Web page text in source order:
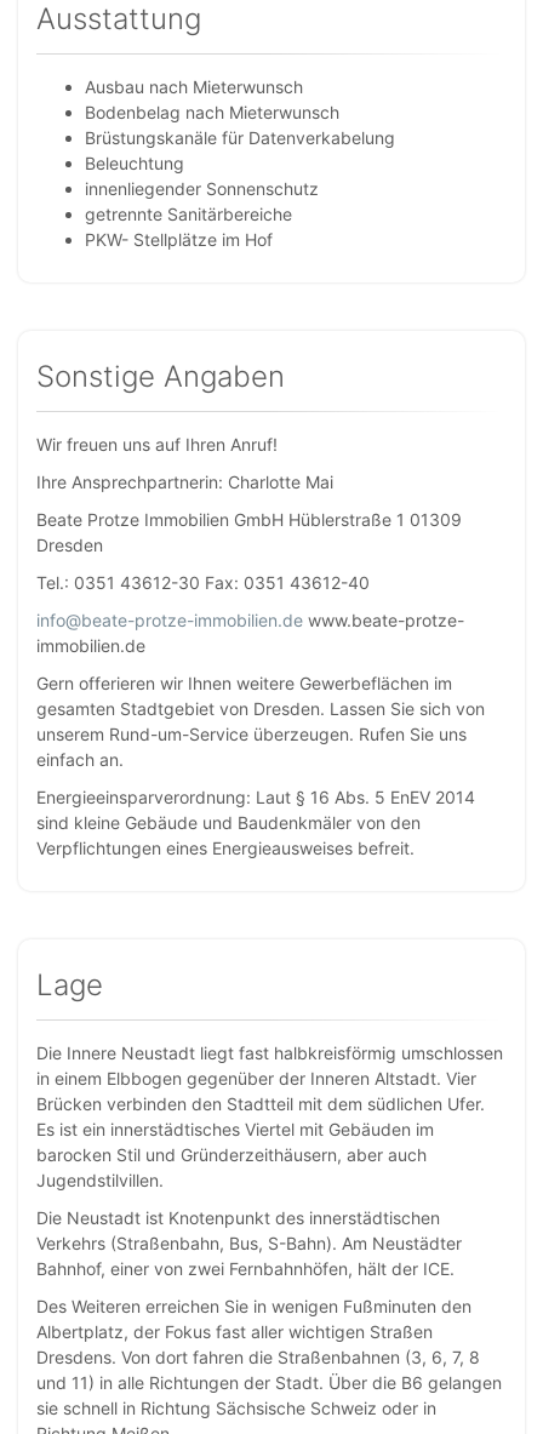
Ausstattung
Ausbau nach Mieterwunsch
Bodenbelag nach Mieterwunsch
Brüstungskanäle für Datenverkabelung
Beleuchtung
innenliegender Sonnenschutz
getrennte Sanitärbereiche
PKW- Stellplätze im Hof
Sonstige Angaben
Wir freuen uns auf Ihren Anruf!
Ihre Ansprechpartnerin: Charlotte Mai
Beate Protze Immobilien GmbH Hüblerstraße 1 01309
Dresden
Tel.: 0351 43612-30 Fax: 0351 43612-40
info@beate-protze-immobilien.de www.beate-protze-
immobilien.de
Gern offerieren wir Ihnen weitere Gewerbeflächen im
gesamten Stadtgebiet von Dresden. Lassen Sie sich von
unserem Rund-um-Service überzeugen. Rufen Sie uns
einfach an.
Energieeinsparverordnung: Laut § 16 Abs. 5 EnEV 2014
sind kleine Gebäude und Baudenkmäler von den
Verpflichtungen eines Energieausweises befreit.
Lage
Die Innere Neustadt liegt fast halbkreisförmig umschlossen
in einem Elbbogen gegenüber der Inneren Altstadt. Vier
Brücken verbinden den Stadtteil mit dem südlichen Ufer.
Es ist ein innerstädtisches Viertel mit Gebäuden im
barocken Stil und Gründerzeithäusern, aber auch
Jugendstilvillen.
Die Neustadt ist Knotenpunkt des innerstädtischen
Verkehrs (Straßenbahn, Bus, S-Bahn). Am Neustädter
Bahnhof, einer von zwei Fernbahnhöfen, hält der ICE.
Des Weiteren erreichen Sie in wenigen Fußminuten den
Albertplatz, der Fokus fast aller wichtigen Straßen
Dresdens. Von dort fahren die Straßenbahnen (3, 6, 7, 8
und 11) in alle Richtungen der Stadt. Über die B6 gelangen
sie schnell in Richtung Sächsische Schweiz oder in